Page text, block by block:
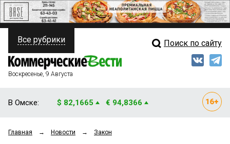
ПОЛИТИКА
ФИНАНСЫ
ОБЩЕСТВО
Свежий выпуск
Все рубрики Поиск по сайту
Воскресенье, 9 Августа
В Омске: $ 82,1665 € 94,8366
Главная → Новости → Закон